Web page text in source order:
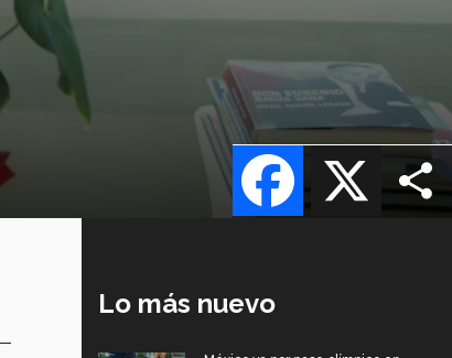
X
Facebook
Lo más nuevo